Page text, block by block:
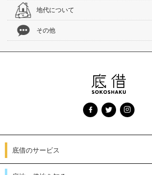
地代について
その他
底借のサービス